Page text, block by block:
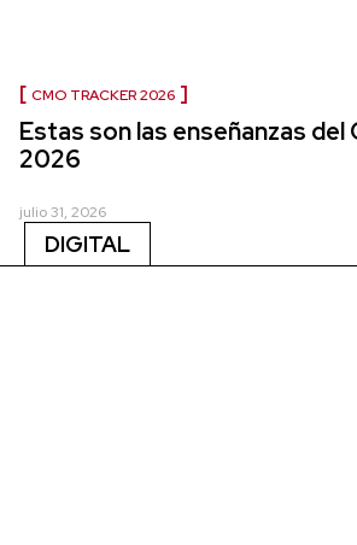
CMO TRACKER 2026
Estas son las enseñanzas del
2026
julio 31, 2026
DIGITAL